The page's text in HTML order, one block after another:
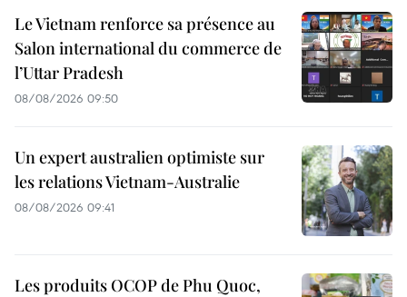
Le Vietnam renforce sa présence au
Salon international du commerce de
l’Uttar Pradesh
08/08/2026 09:50
Un expert australien optimiste sur
les relations Vietnam-Australie
08/08/2026 09:41
Les produits OCOP de Phu Quoc,